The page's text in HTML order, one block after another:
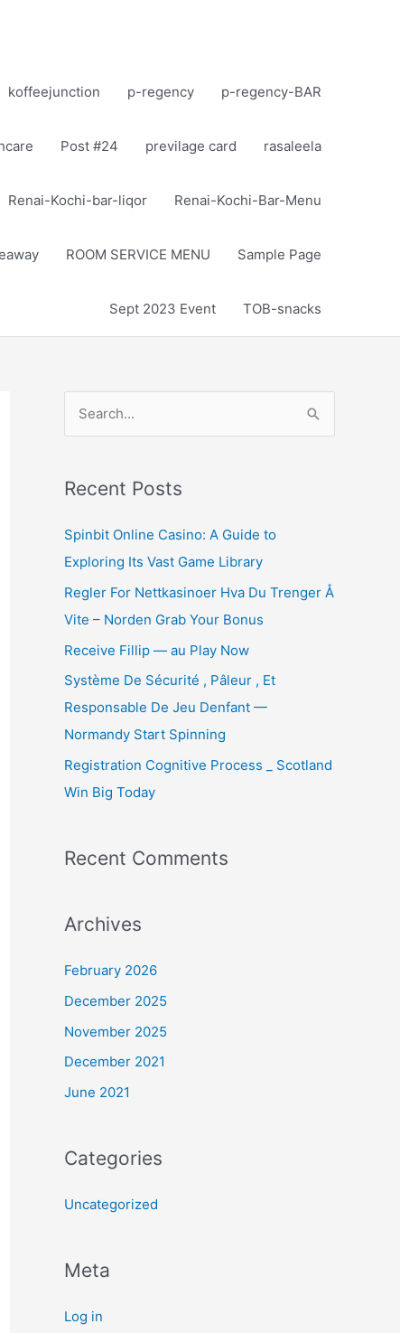
koffeejunction p-regency p-regency-BAR
Post #24 previlage card rasaleela
Renai-Kochi-bar-liqor Renai-Kochi-Bar-Menu
ROOM SERVICE MENU Sample Page
Sept 2023 Event TOB-snacks
r
h
f
o
r
:
Recent Posts
Spinbit Online Casino: A Guide to
Exploring Its Vast Game Library
Regler For Nettkasinoer Hva Du Trenger Å
Vite – Norden Grab Your Bonus
Receive Fillip — au Play Now
Système De Sécurité , Pâleur , Et
Responsable De Jeu Denfant —
Normandy Start Spinning
Registration Cognitive Process _ Scotland
Win Big Today
Recent Comments
Archives
February 2026
December 2025
November 2025
December 2021
June 2021
Categories
Uncategorized
Meta
Log in